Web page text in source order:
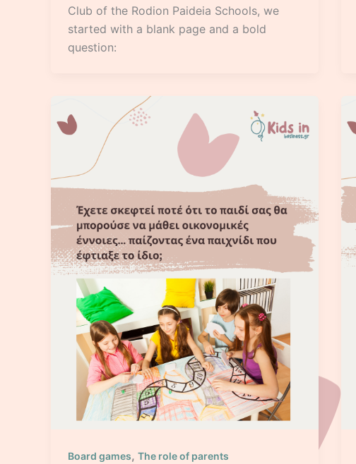
Club of the Rodion Paideia Schools, we
started with a blank page and a bold
question:
Board games, The role of parents